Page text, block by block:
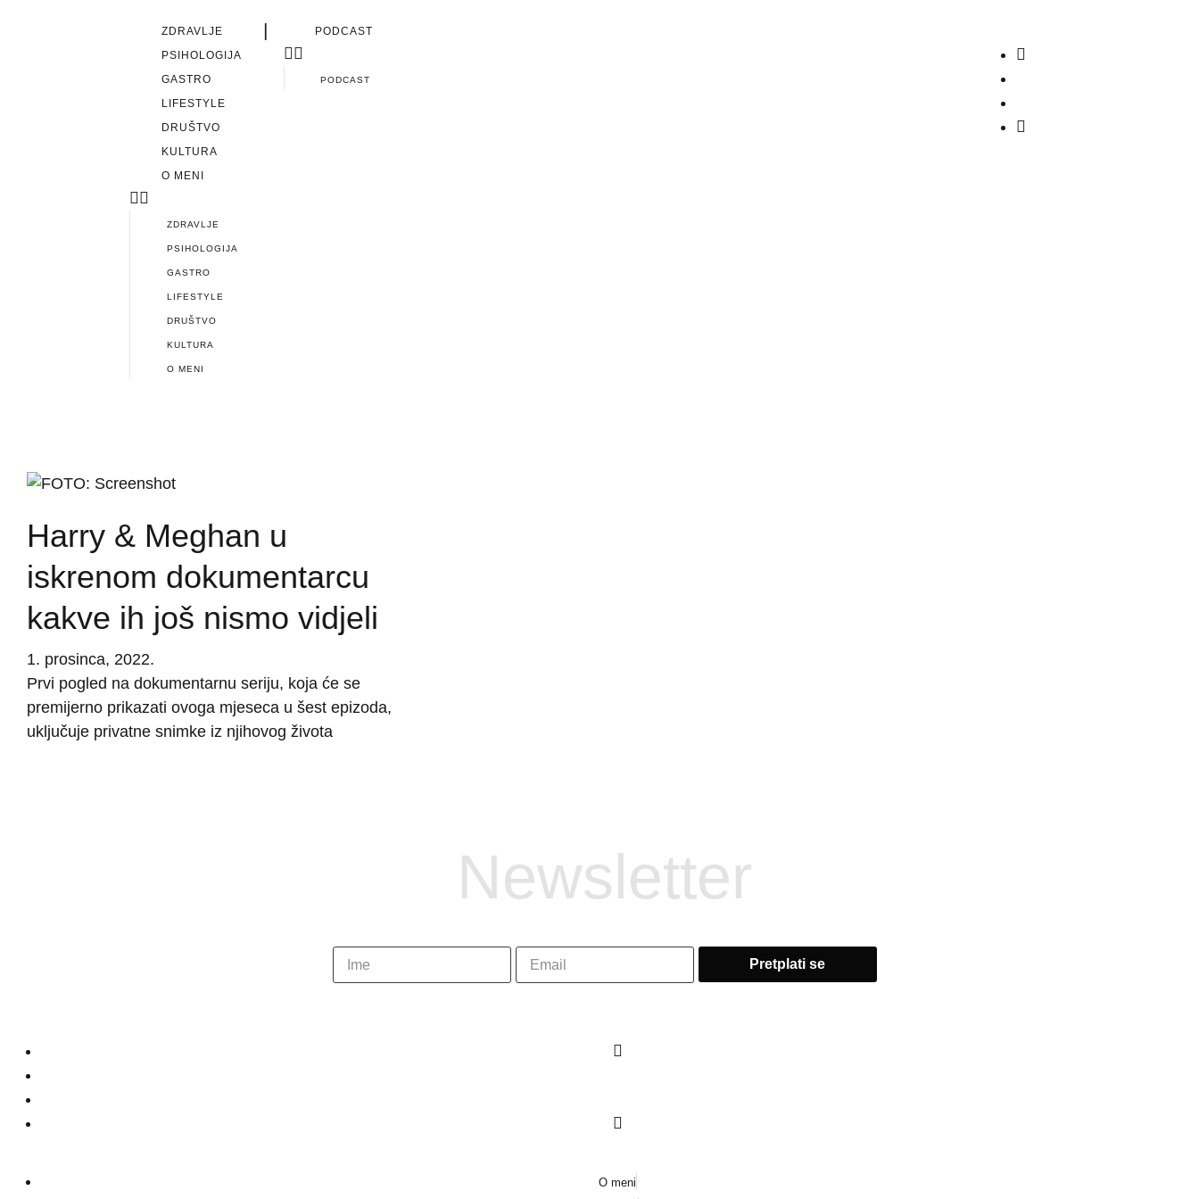
ZDRAVLJE
PSIHOLOGIJA
GASTRO
LIFESTYLE
DRUŠTVO
KULTURA
O MENI
ZDRAVLJE
PSIHOLOGIJA
GASTRO
LIFESTYLE
DRUŠTVO
KULTURA
O MENI
| PODCAST
PODCAST
Harry & Meghan u
iskrenom dokumentarcu
kakve ih još nismo vidjeli
1. prosinca, 2022.
Prvi pogled na dokumentarnu seriju, koja će se
premijerno prikazati ovoga mjeseca u šest epizoda,
uključuje privatne snimke iz njihovog života
Newsletter
O meni